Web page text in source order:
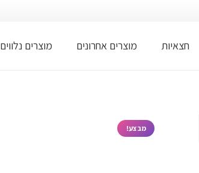
חצאיות מוצרים אחרונים מוצרים נלווים
מבצע!